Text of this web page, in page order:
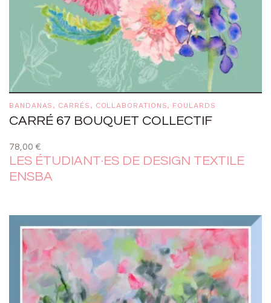
BANDANAS , CARRÉS , COLLABORATIONS, FOULARDS
CARRÉ 67 BOUQUET COLLECTIF
78,00 €
LES ÉTUDIANT·ES DE DESIGN TEXTILE
ENSBA